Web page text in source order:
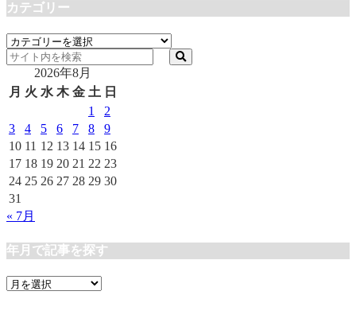
カテゴリー
カ
テ
リ
2026年8月
月 火 水 木 金 土 日
1
2
3
4 5 6 7 8
9
10 11 12 13 14 15 16
17 18 19 20 21 22 23
24 25 26 27 28 29 30
31
« 7月
年月で記事を探す
年